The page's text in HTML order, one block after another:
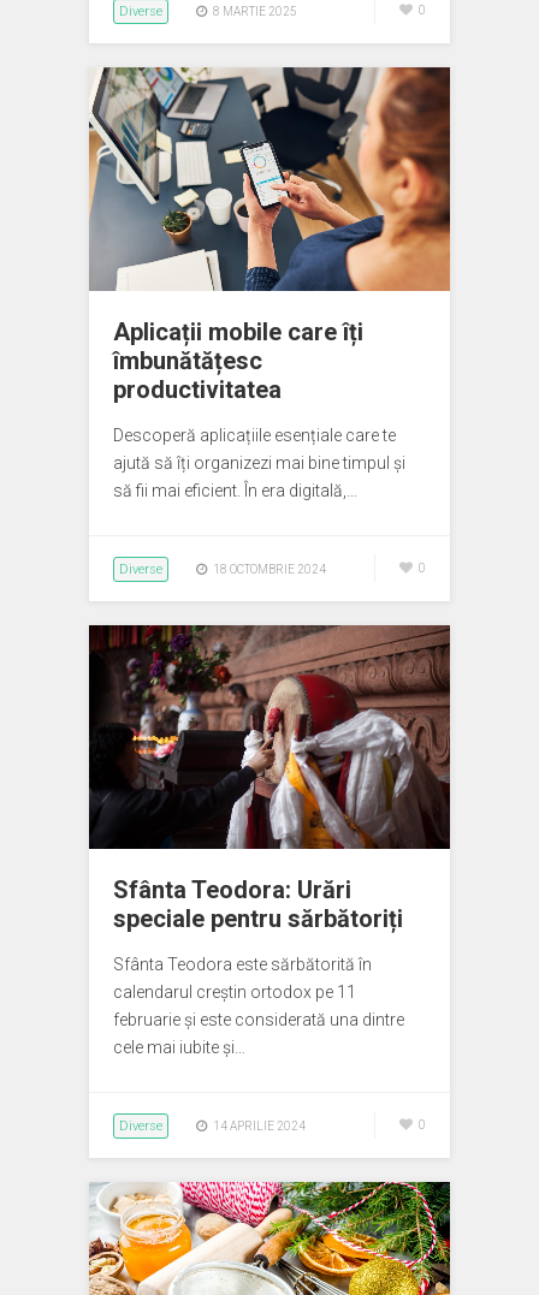
Diverse 8 MARTIE 2025 0
Aplicații mobile care îți
îmbunătățesc
productivitatea
Descoperă aplicațiile esențiale care te
ajută să îți organizezi mai bine timpul și
să fii mai eficient. În era digitală,…
Diverse 18 OCTOMBRIE 2024 0
Sfânta Teodora: Urări
speciale pentru sărbătoriți
Sfânta Teodora este sărbătorită în
calendarul creștin ortodox pe 11
februarie și este considerată una dintre
cele mai iubite și…
Diverse 14 APRILIE 2024 0